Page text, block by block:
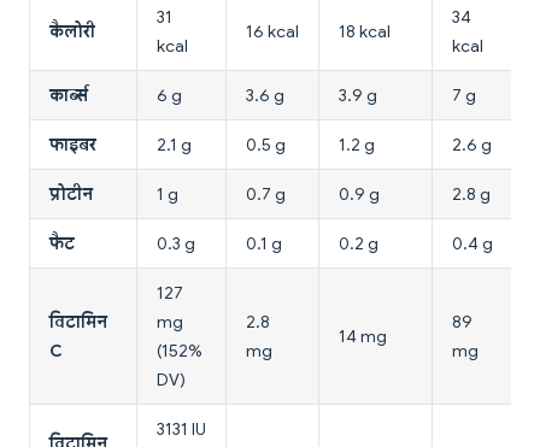
कैलोरी
31
kcal
16 kcal 18 kcal
34
kcal
कार्ब्स 6 g 3.6 g 3.9 g 7 g
फाइबर 2.1 g 0.5 g 1.2 g 2.6 g
प्रोटीन 1 g 0.7 g 0.9 g 2.8 g
फैट 0.3 g 0.1 g 0.2 g 0.4 g
विटामिन
C
127
mg
(152%
DV)
2.8
mg
14 mg
89
mg
3131 IU